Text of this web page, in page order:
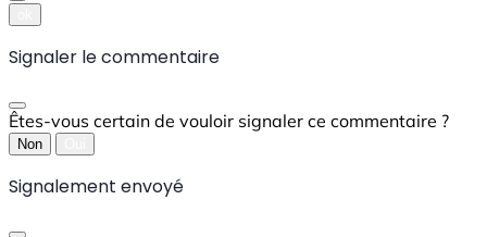
Signaler le commentaire
Êtes-vous certain de vouloir signaler ce commentaire ?
Non
Signalement envoyé